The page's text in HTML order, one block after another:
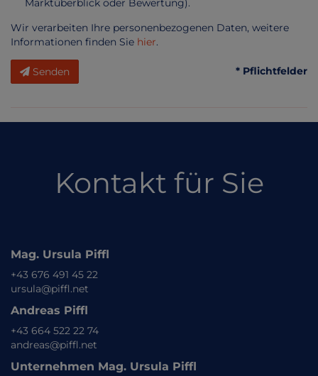
Marktüberblick oder Bewertung).
Wir verarbeiten Ihre personenbezogenen Daten, weitere
Informationen finden Sie hier.
Senden * Pflichtfelder
Kontakt für Sie
Mag. Ursula Piffl
+43 676 491 45 22
ursula@piffl.net
Andreas Piffl
+43 664 522 22 74
andreas@piffl.net
Unternehmen Mag. Ursula Piffl